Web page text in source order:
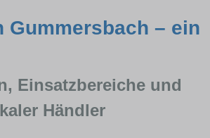
Gummersbach – ein
Einsatzbereiche und
Händler